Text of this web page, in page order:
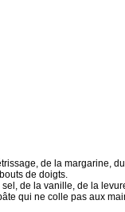
de la margarine, du
de doigts.
de la vanille, de la
qui ne colle pas aux